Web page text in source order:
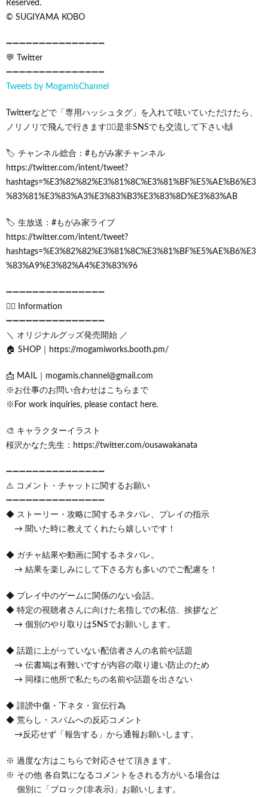
Reserved.
© SUGIYAMA KOBO
➖➖➖➖➖➖➖➖➖➖➖➖➖➖➖
💬 Twitter
➖➖➖➖➖➖➖➖➖➖➖➖➖➖➖
Tweets by MogamisChannel
Twitterなどで「専用ハッシュタグ」を入れて呟いていただけたら、
ノリノリで飛んで行きます🧚‍♀️是非SNSでも交流して下さい🙌
🏷 チャンネル総合：#もがみ家チャンネル
https://twitter.com/intent/tweet?
hashtags=%E3%82%82%E3%81%8C%E3%81%BF%E5%AE%B6%E3
%83%81%E3%83%A3%E3%83%B3%E3%83%8D%E3%83%AB
🏷 生放送：#もがみ家ライブ
https://twitter.com/intent/tweet?
hashtags=%E3%82%82%E3%81%8C%E3%81%BF%E5%AE%B6%E3
%83%A9%E3%82%A4%E3%83%96
➖➖➖➖➖➖➖➖➖➖➖➖➖➖➖
🙋‍♂️ Information
➖➖➖➖➖➖➖➖➖➖➖➖➖➖➖
＼ オリジナルグッズ発売開始 ／
🏠 SHOP｜https://mogamiworks.booth.pm/
📩 MAIL｜mogamis.channel@gmail.com
※お仕事のお問い合わせはこちらまで
※For work inquiries, please contact here.
🎨 キャラクターイラスト
桜沢かなた先生：https://twitter.com/ousawakanata
➖➖➖➖➖➖➖➖➖➖➖➖➖➖➖
⚠️ コメント・チャットに関するお願い
➖➖➖➖➖➖➖➖➖➖➖➖➖➖➖
◆ ストーリー・攻略に関するネタバレ、プレイの指示
→ 聞いた時に教えてくれたら嬉しいです！
◆ ガチャ結果や動画に関するネタバレ。
→ 結果を楽しみにして下さる方も多いのでご配慮を！
◆ プレイ中のゲームに関係のない会話。
◆ 特定の視聴者さんに向けた名指しでの私信、挨拶など
→ 個別のやり取りはSNSでお願いします。
◆ 話題に上がっていない配信者さんの名前や話題
→ 伝書鳩は有難いですが内容の取り違い防止のため
→ 同様に他所で私たちの名前や話題を出さない
◆ 誹謗中傷・下ネタ・宣伝行為
◆ 荒らし・スパムへの反応コメント
→反応せず「報告する」から通報お願いします。
※ 過度な方はこちらで対応させて頂きます。
※ その他 各自気になるコメントをされる方がいる場合は
個別に「ブロック(非表示)」お願いします。